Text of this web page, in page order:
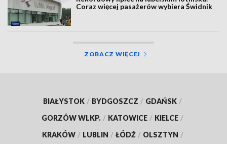
Coraz więcej pasażerów wybiera Świdnik
ZOBACZ WIĘCEJ
BIAŁYSTOK / BYDGOSZCZ / GDAŃSK /
GORZÓW WLKP. / KATOWICE / KIELCE /
KRAKÓW / LUBLIN / ŁÓDŹ / OLSZTYN /